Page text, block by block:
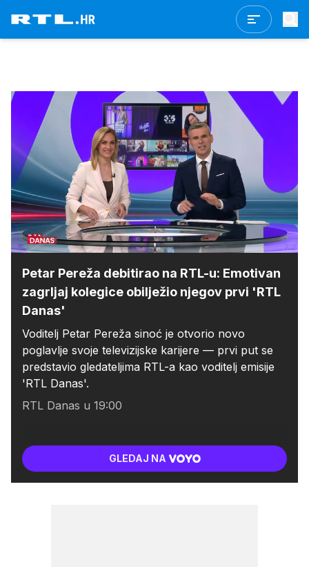
Upali
zvuk
/
Loaded:
100.00%
Petar Pereža debitirao na RTL-u: Emotivan
zagrljaj kolegice obilježio njegov prvi 'RTL
Danas'
Voditelj Petar Pereža sinoć je otvorio novo
poglavlje svoje televizijske karijere — prvi put se
predstavio gledateljima RTL-a kao voditelj emisije
'RTL Danas'.
RTL Danas u 19:00
GLEDAJ NA